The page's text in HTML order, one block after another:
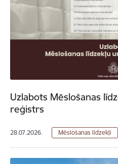
Uzlabots Mēslošanas
reģistrs
28.07.2026. Mēslošanas līdzekļi